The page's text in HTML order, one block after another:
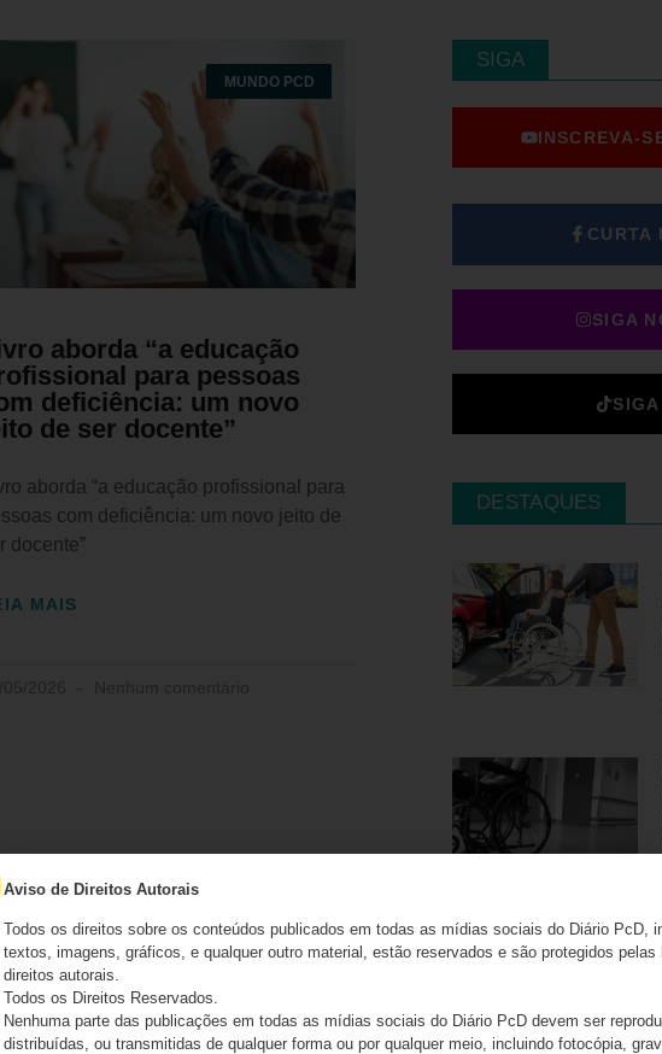
MUNDO PCD
aborda “a educação
para pessoas
deficiência: um novo
de ser docente”
aborda “a educação profissional para
com deficiência: um novo jeito de
docente”
MAIS
SIGA
INSCREVA-
CURTA
SIGA
DESTAQUES
Aviso de Direitos Autorais
Todos os direitos sobre os conteúdos publicados em todas as mídias sociais do Diário PcD,
textos, imagens, gráficos, e qualquer outro material, estão reservados e são protegidos pelas
direitos autorais.
Todos os Direitos Reservados.
Nenhuma parte das publicações em todas as mídias sociais do Diário PcD devem ser
distribuídas, ou transmitidas de qualquer forma ou por qualquer meio, incluindo fotocópia,